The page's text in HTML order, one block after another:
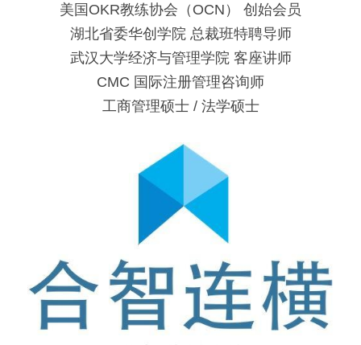
美国OKR教练协会（OCN） 创始会员
湖北省委华创学院 总裁班特聘导师
武汉大学经济与管理学院 客座讲师
CMC 国际注册管理咨询师
工商管理硕士 / 法学硕士